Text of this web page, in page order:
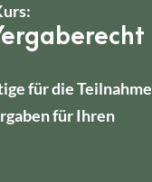
für die Teilnahme
für Ihren